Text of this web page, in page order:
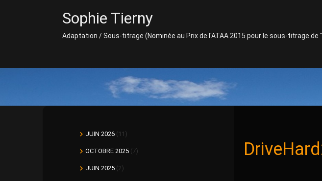
Sophie Tierny
Adaptation / Sous-titrage (Nominée au Prix de l'ATAA 2015 pour le sous-titrage de
JUIN 2026 (11)
OCTOBRE 2025 (7)
JUIN 2025 (2)